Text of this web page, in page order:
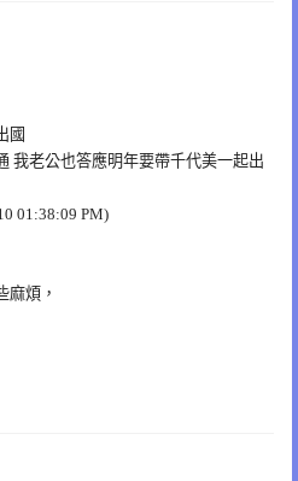
國
我老公也答應明年要帶千代美一起出
01:38:09 PM)
麻煩，